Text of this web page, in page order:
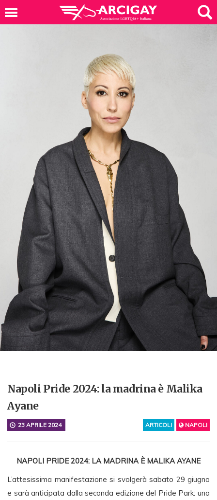
Napoli Pride 2024: la madrina è Malika
Ayane
ARTICOLI NAPOLI
23 APRILE 2024
NAPOLI PRIDE 2024: LA MADRINA È MALIKA AYANE
L’attesissima manifestazione si svolgerà sabato 29 giugno
e sarà anticipata dalla seconda edizione del Pride Park: una